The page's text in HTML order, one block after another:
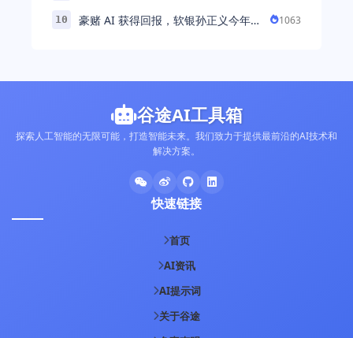
10
豪赌 AI 获得回报，软银孙正义今年财
1063
谷途AI工具箱
探索人工智能的无限可能，打造智能未来。我们致力于提供最前沿的AI技术和
解决方案。
快速链接
首页
AI资讯
AI提示词
关于谷途